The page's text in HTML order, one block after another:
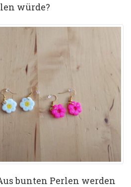
würde?
bunten Perlen werden